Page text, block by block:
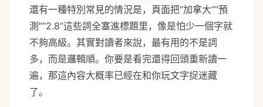
還有一種特別常見的情況是，頁面把“加拿大”“預
測”“2.8”這些詞全塞進標題里，像是怕少一個字就
不夠高級。其實對讀者來說，最有用的不是詞
多，而是邏輯順。你要是看完還得回頭重新讀一
遍，那這內容大概率已經在和你玩文字捉迷藏
了。